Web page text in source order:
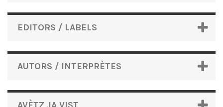
EDITORS / LABELS
AUTORS / INTERPRÈTES